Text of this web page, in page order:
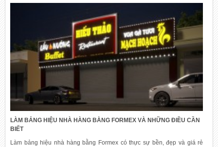
LÀM BẢNG HIỆU NHÀ HÀNG BẰNG FORMEX VÀ NHỮNG ĐIỀU CẦN
BIẾT
Làm bảng hiệu nhà hàng bằng Formex có thực sự bền, đẹp và giá rẻ